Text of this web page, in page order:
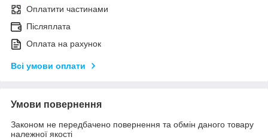
Оплатити частинами
Післяплата
Оплата на рахунок
Всі умови оплати
Умови повернення
Законом не передбачено повернення та обмін даного товару
належної якості